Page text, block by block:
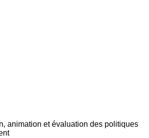
animation et évaluation des politiques